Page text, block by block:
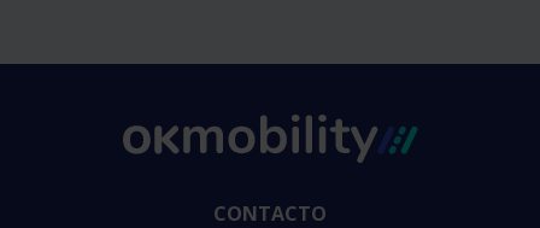
CONTACTO